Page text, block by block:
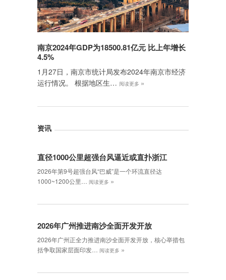
南京2024年GDP为18500.81亿元 比上年增长
4.5%
1月27日，南京市统计局发布2024年南京市经济
运行情况。 根据地区生… 阅读更多 »
资讯
直径1000公里超强台风逼近或直扑浙江
2026年第9号超强台风“巴威”是一个环流直径达
1000~1200公里… 阅读更多 »
2026年广州推进南沙全面开发开放
2026年广州正全力推进南沙全面开发开放，核心举措包
括争取国家层面印发… 阅读更多 »